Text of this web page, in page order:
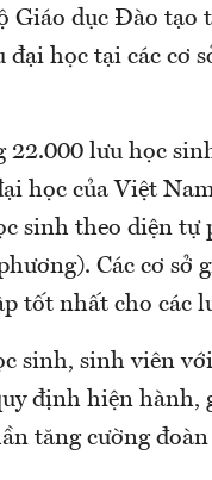
Giáo dục Đào tạo
đại học tại các cơ
22.000 lưu học
học của Việt
sinh theo diện tự
Các cơ sở
tốt nhất cho các
sinh, sinh viên
định hiện
tăng cường